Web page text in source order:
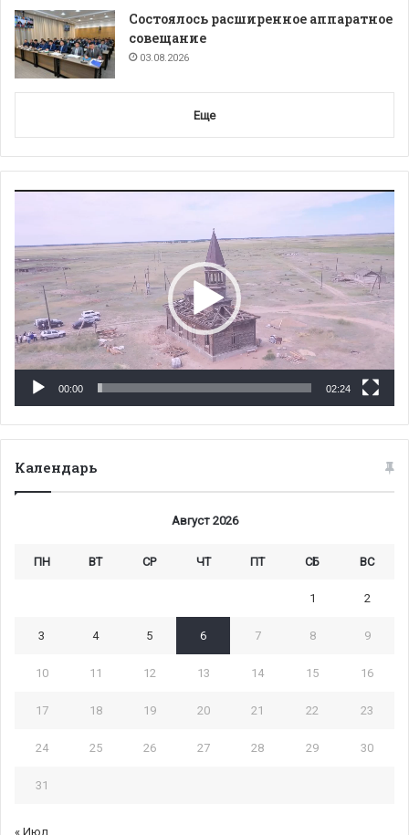
Состоялось расширенное аппаратное
совещание
03.08.2026
Еще
00:00 02:24
Календарь
Август 2026
ПН ВТ СР ЧТ ПТ СБ ВС
1 2
3 4 5 6 7 8 9
10 11 12 13 14 15 16
17 18 19 20 21 22 23
24 25 26 27 28 29 30
31
« Июл